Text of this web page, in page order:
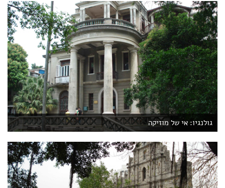
גולנגיו: אי של מוזיקה